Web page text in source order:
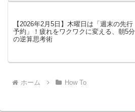
【2026年2月5日】木曜日は「週末の先行
予約」！疲れをワクワクに変える、朝5分
の逆算思考術
ホーム How To